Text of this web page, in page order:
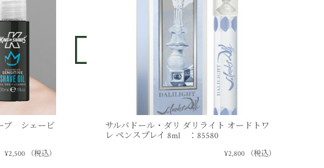
ブ シェービ
¥2,500 （税込）
サルバドール・ダリ ダリライト オードトワ
レ ペンスプレイ 8ml ：85580
¥2,800 （税込）